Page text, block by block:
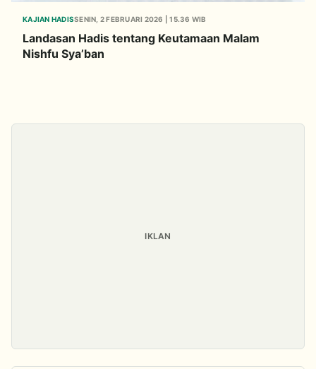
KAJIAN HADISSENIN, 2 FEBRUARI 2026 | 15.36 WIB
Landasan Hadis tentang Keutamaan Malam
Nishfu Sya’ban
IKLAN